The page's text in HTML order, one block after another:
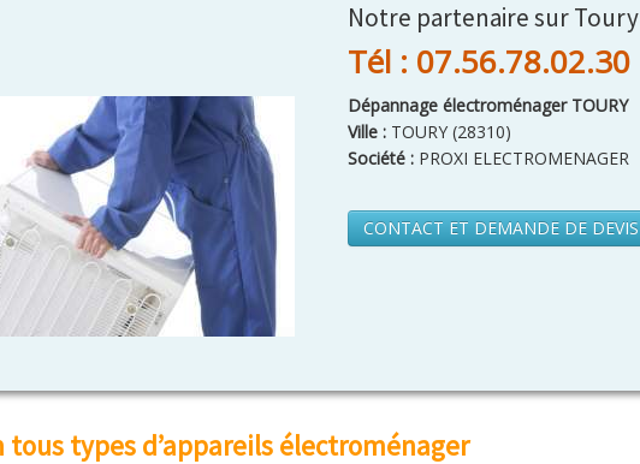
Notre partenaire sur Toury
Tél : 07.56.78.02.30
Dépannage électroménager TOURY
Ville : TOURY (28310)
Société : PROXI ELECTROMENAGER
CONTACT ET DEMANDE DE DEVIS
tous types d’appareils électroménager